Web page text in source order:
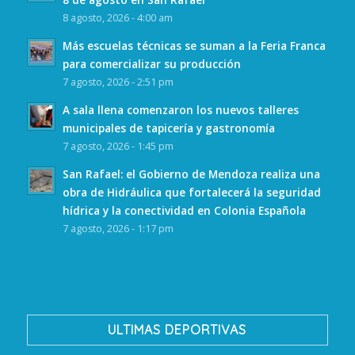
8 agosto, 2026 - 4:00 am
Más escuelas técnicas se suman a la Feria Franca
para comercializar su producción
7 agosto, 2026 - 2:51 pm
A sala llena comenzaron los nuevos talleres
municipales de tapicería y gastronomía
7 agosto, 2026 - 1:45 pm
San Rafael: el Gobierno de Mendoza realiza una
obra de Hidráulica que fortalecerá la seguridad
hídrica y la conectividad en Colonia Española
7 agosto, 2026 - 1:17 pm
ULTIMAS DEPORTIVAS